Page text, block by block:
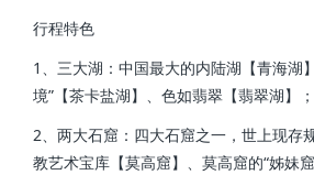
行程特色
1、三大湖：中国最大的内陆湖【青海湖
境”【茶卡盐湖】、色如翡翠【翡翠湖】；
2、两大石窟：四大石窟之一，世上现存
教艺术宝库【莫高窟】、莫高窟的“姊妹